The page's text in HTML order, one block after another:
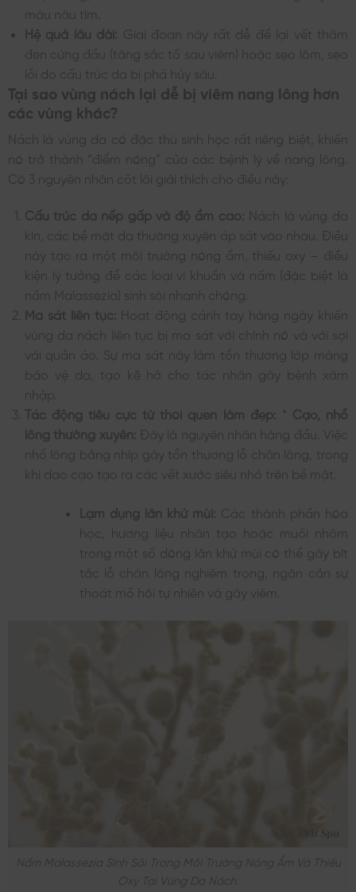
màu nâu tím.
Hệ quả lâu dài: Giai đoạn này rất dễ để lại vết thâm
đen cứng đầu (tăng sắc tố sau viêm) hoặc sẹo lõm, sẹo
lồi do cấu trúc da bị phá hủy sâu.
Tại sao vùng nách lại dễ bị viêm nang lông hơn
các vùng khác?
Nách là vùng da có đặc thù sinh học rất riêng biệt, khiến
nó trở thành “điểm nóng” của các bệnh lý về nang lông.
Có 3 nguyên nhân cốt lõi giải thích cho điều này:
Cấu trúc da nếp gấp và độ ẩm cao: Nách là vùng da
kín, các bề mặt da thường xuyên áp sát vào nhau. Điều
này tạo ra một môi trường nóng ẩm, thiếu oxy – điều
kiện lý tưởng để các loại vi khuẩn và nấm (đặc biệt là
nấm Malassezia) sinh sôi nhanh chóng.
Ma sát liên tục: Hoạt động cánh tay hàng ngày khiến
vùng da nách liên tục bị ma sát với chính nó và với sợi
vải quần áo. Sự ma sát này làm tổn thương lớp màng
bảo vệ da, tạo kẽ hở cho tác nhân gây bệnh xâm
nhập.
Tác động tiêu cực từ thói quen làm đẹp:
* Cạo, nhổ
lông thường xuyên: Đây là nguyên nhân hàng đầu. Việc
nhổ lông bằng nhíp gây tổn thương lỗ chân lông, trong
khi dao cạo tạo ra các vết xước siêu nhỏ trên bề mặt.
Lạm dụng lăn khử mùi: Các thành phần hóa
học, hương liệu nhân tạo hoặc muối nhôm
trong một số dòng lăn khử mùi có thể gây bít
tắc lỗ chân lông nghiêm trọng, ngăn cản sự
thoát mồ hôi tự nhiên và gây viêm.
Nấm Malassezia Sinh Sôi Trong Môi Trường Nóng Ẩm Và Thiếu
Oxy Tại Vùng Da Nách.